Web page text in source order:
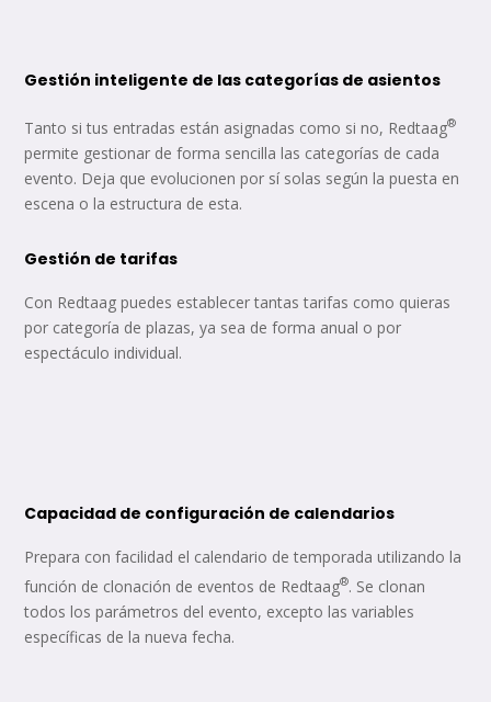
Gestión inteligente de las categorías de asientos
Tanto si tus entradas están asignadas como si no, Redtaag®
permite gestionar de forma sencilla las categorías de cada
evento. Deja que evolucionen por sí solas según la puesta en
escena o la estructura de esta.
Gestión de tarifas
Con Redtaag puedes establecer tantas tarifas como quieras
por categoría de plazas, ya sea de forma anual o por
espectáculo individual.
Capacidad de configuración de calendarios
Prepara con facilidad el calendario de temporada utilizando la
función de clonación de eventos de Redtaag®. Se clonan
todos los parámetros del evento, excepto las variables
específicas de la nueva fecha.